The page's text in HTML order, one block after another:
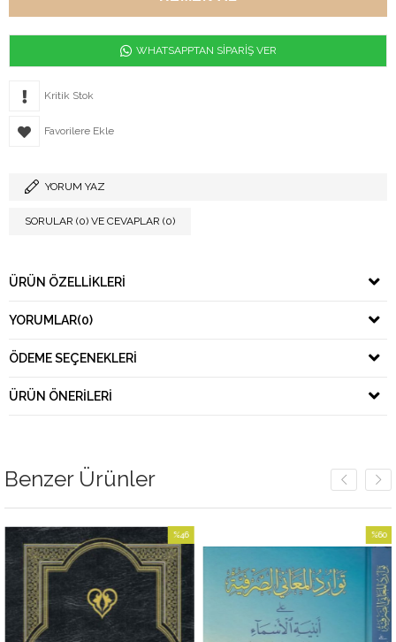
WHATSAPPTAN SİPARİŞ VER
Kritik Stok
Favorilere Ekle
YORUM YAZ
SORULAR (0) VE CEVAPLAR (0)
ÜRÜN ÖZELLIKLERI
YORUMLAR(0)
ÖDEME SEÇENEKLERI
ÜRÜN ÖNERILERI
Benzer Ürünler
İndirim
%46İndirim
%60İndirim